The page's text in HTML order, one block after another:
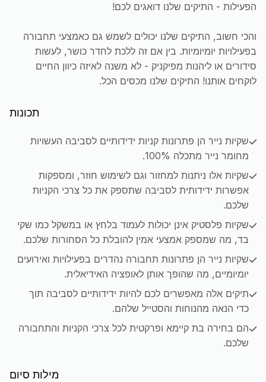
הפעילות - התיקים שלנו דואגים לכם!
והכי חשוב, התיקים שלנו יכולים לשמש גם כאמצעי תחבורה
בפעילויות יומיומיות. בין אם זה ללכת לחדר כושר, לעשות
סידורים או ליהנות מפיקניק - לא משנה לאיזה כיוון החיים
לוקחים אותנו! התיקים שלנו מכסים הכל.
תכונות
שקיות נייר הן פתרונות קניות ידידותיים לסביבה העשויות
מחומר נייר מתכלה 100%.
שקיות אלו ניתנות למחזור וגם לשימוש חוזר, ומספקות
אפשרות ידידותית לסביבה שתספק את כל צרכי הקניות
שלכם.
שקיות פלסטיק אינן יכולות לעמוד בלחץ או במשקל כמו שקי
בד, מה שמספק אמצעי אמין להובלת כל הסחורות שלכם.
שקיות נייר הן פתרונות תחבורה נהדרים בפעילויות ואירועים
יומיומיים, מה שהופך אותן לאופציה האידיאלית.
תיקים אלה מאפשרים לכם להיות ידידותיים לסביבה תוך
כדי הנאה מהנוחות והסטייל שלהם.
הם בחירה בת קיימא ופרקטית לכל צרכי הקניות והתחבורה
שלכם.
מילות סיום